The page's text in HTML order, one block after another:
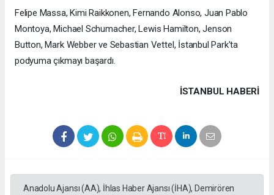
Felipe Massa, Kimi Raikkonen, Fernando Alonso, Juan Pablo
Montoya, Michael Schumacher, Lewis Hamilton, Jenson
Button, Mark Webber ve Sebastian Vettel, İstanbul Park'ta
podyuma çıkmayı başardı.
İSTANBUL HABERİ
Anadolu Ajansı (AA), İhlas Haber Ajansı (İHA), Demirören